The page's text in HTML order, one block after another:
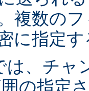
複数の
に指定
は、チャ
の指定